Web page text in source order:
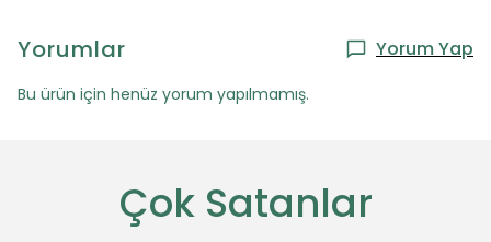
Yorumlar Yorum Yap
Bu ürün için henüz yorum yapılmamış.
Çok Satanlar